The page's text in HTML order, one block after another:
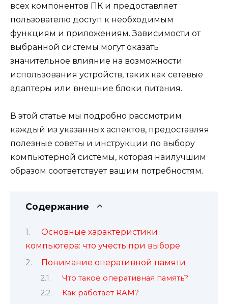
всех компонентов ПК и предоставляет
пользователю доступ к необходимым
функциям и приложениям. Зависимости от
выбранной системы могут оказать
значительное влияние на возможности
использования устройств, таких как сетевые
адаптеры или внешние блоки питания.
В этой статье мы подробно рассмотрим
каждый из указанных аспектов, предоставляя
полезные советы и инструкции по выбору
компьютерной системы, которая наилучшим
образом соответствует вашим потребностям.
Содержание
Основные характеристики
компьютера: что учесть при выборе
Понимание оперативной памяти
Что такое оперативная память?
Как работает RAM?